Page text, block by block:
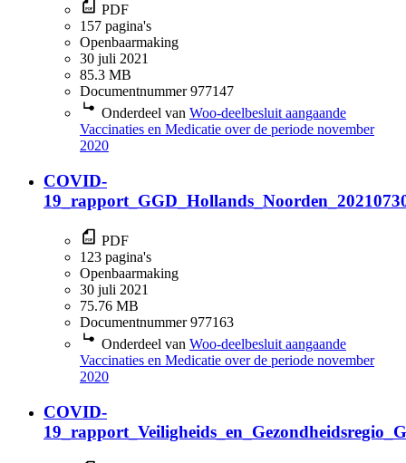
PDF
157 pagina's
Openbaarmaking
30 juli 2021
85.3 MB
Documentnummer 977147
Onderdeel van Woo-deelbesluit aangaande
Vaccinaties en Medicatie over de periode november
2020
COVID-
PDF
123 pagina's
Openbaarmaking
30 juli 2021
75.76 MB
Documentnummer 977163
Onderdeel van Woo-deelbesluit aangaande
Vaccinaties en Medicatie over de periode november
2020
COVID-